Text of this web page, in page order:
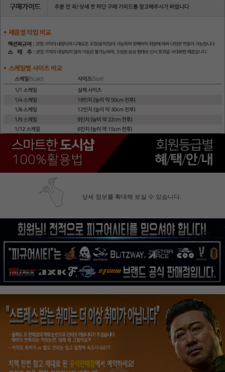
상세 정보를 확대해 보실 수 있습니다.